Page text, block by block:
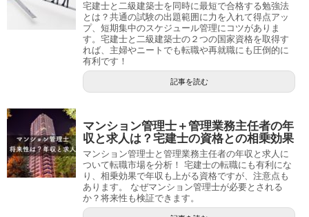
宅建士と二級建築士を同時に最短で合格する勉強法
とは？共通の試験の出題範囲に力を入れて得点アッ
プ、短期集中のスケジュール管理にコツがありま
す。宅建士と二級建築士の２つの国家資格を取得す
れば、主婦やニートでも転職や再就職にも圧倒的に
有利です！
記事を読む
マンション管理士＋管理業務主任者の年
収と求人は？宅建士の資格との相乗効果
マンション管理士と管理業務主任者の年収と求人に
ついて転職市場を分析！ 宅建士の転職にも有利にな
り、相乗効果で年収も上がる資格ですが、注意点も
あります。 なぜマンション管理士が必要とされる
か？将来性も検証できます。